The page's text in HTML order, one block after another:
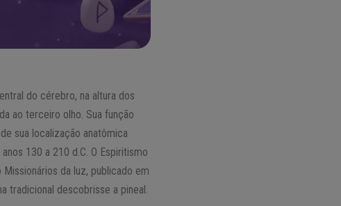
do cérebro, na altura dos
ao terceiro olho. Sua função
sua localização anatômica
130 a 210 d.C. O Espiritismo
Missionários da luz, publicado em
tradicional descobrisse a pineal.